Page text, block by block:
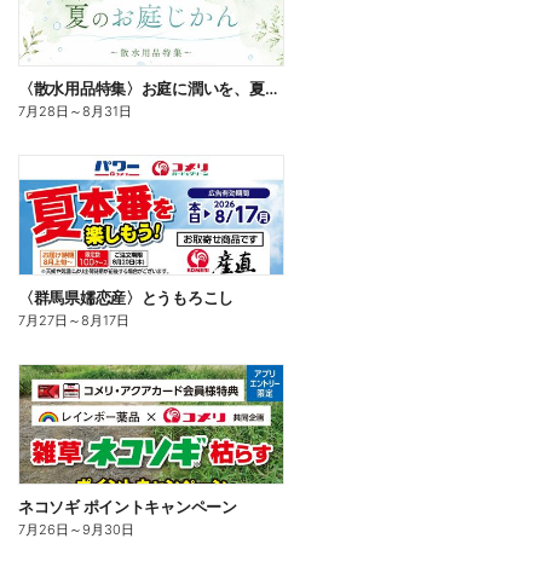
〈散水用品特集〉お庭に潤いを、夏のお庭じかん
7月28日 ～8月31日
〈群馬県嬬恋産〉とうもろこし
7月27日 ～8月17日
ネコソギ ポイントキャンペーン
7月26日 ～9月30日